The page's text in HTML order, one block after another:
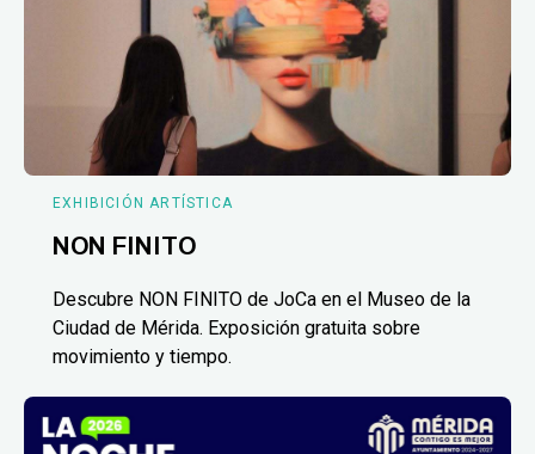
EXHIBICIÓN ARTÍSTICA
NON FINITO
Descubre NON FINITO de JoCa en el Museo de la
Ciudad de Mérida. Exposición gratuita sobre
movimiento y tiempo.